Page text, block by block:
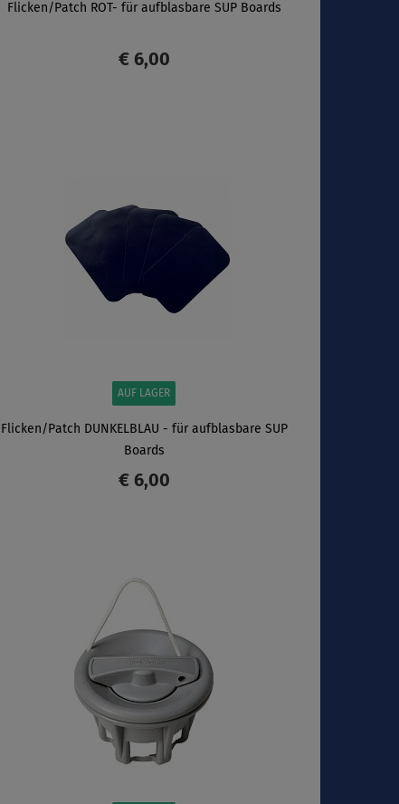
Flicken/Patch ROT- für aufblasbare SUP Boards
€ 6,00
AUF LAGER
Flicken/Patch DUNKELBLAU - für aufblasbare SUP
Boards
€ 6,00